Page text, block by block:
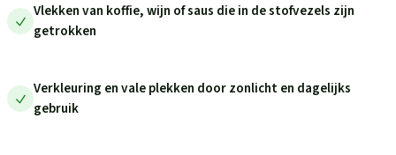
Vlekken van koffie, wijn of saus die in de stofvezels zijn
getrokken
Verkleuring en vale plekken door zonlicht en dagelijks
gebruik